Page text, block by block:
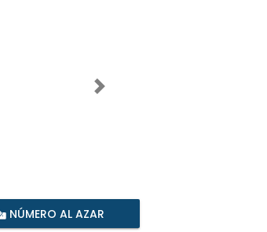
Imagen siguiente
NÚMERO AL AZAR